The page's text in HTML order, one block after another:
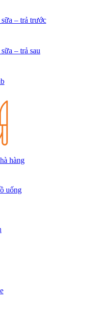
– trả trước
– trả sau
hàng
uống